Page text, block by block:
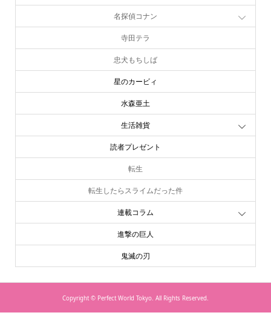
名探偵コナン
寺田テラ
忠犬もちしば
星のカービィ
水森亜土
生活雑貨
読者プレゼント
転生
転生したらスライムだった件
連載コラム
進撃の巨人
鬼滅の刃
Copyright © Perfect World Tokyo. All Rights Reserved.